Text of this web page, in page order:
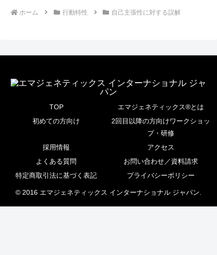
ホーム 行動特性 自己主張性に対する誤解
TOP
エマジェネティックス®とは
初めての方向け
2回目以降の方向けワークショッ
プ・研修
採用情報
アクセス
よくある質問
お問い合わせ／資料請求
特定商取引法に基づく表記
プライバシーポリシー
© 2016 エマジェネティックス インターナショナル ジャパン.